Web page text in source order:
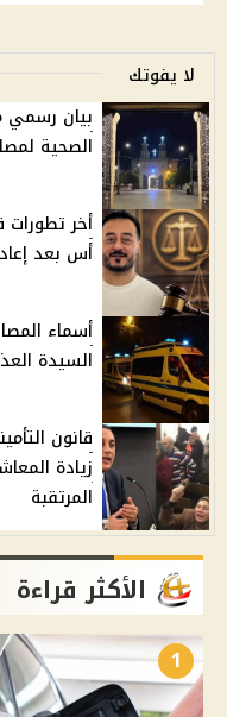
لا يفوتك
بيان رسمي
الصحية
أخر
أس بعد
أسماء
السيدة
قانون
زيادة
المرتقبة
الأكثر قراءة
1